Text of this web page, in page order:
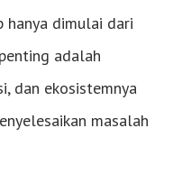
hanya dimulai dari
adalah
dan ekosistemnya
masalah